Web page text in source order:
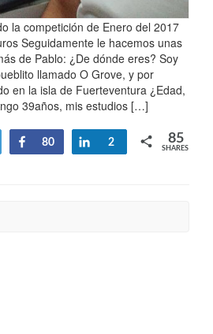
la competición de Enero del 2017
Seguidamente le hacemos unas
de Pablo: ¿De dónde eres? Soy
llamado O Grove, y por
en la isla de Fuerteventura ¿Edad,
39años, mis estudios […]
Share
80 Share
2
SHARES
85